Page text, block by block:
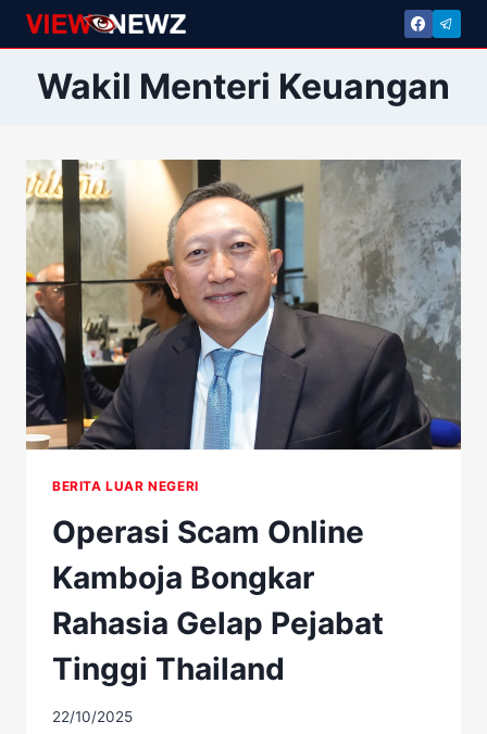
Skip
to
contentWakil Menteri Keuangan
BERITA LUAR NEGERI
Operasi Scam Online
Kamboja Bongkar
Rahasia Gelap Pejabat
Tinggi Thailand
22/10/2025